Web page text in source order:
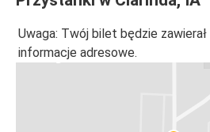
Uwaga: Twój bilet będzie
informacje adresowe.